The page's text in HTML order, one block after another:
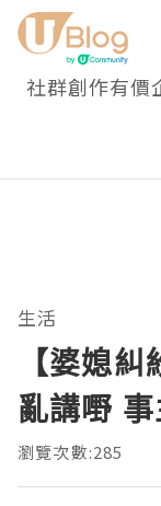
社群創作有價
生活
【婆媳
亂講嘢
瀏覽次數:285